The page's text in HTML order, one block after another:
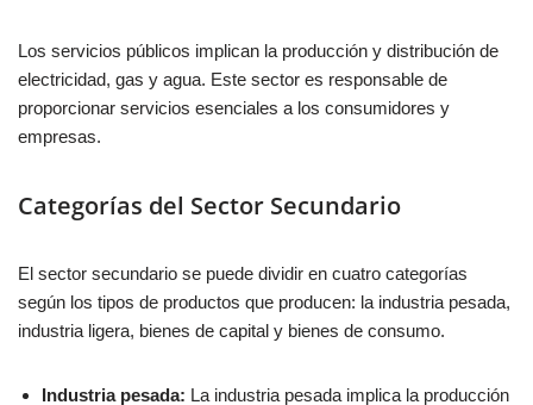
Los servicios públicos implican la producción y distribución de
electricidad, gas y agua. Este sector es responsable de
proporcionar servicios esenciales a los consumidores y
empresas.
Categorías del Sector Secundario
El sector secundario se puede dividir en cuatro categorías
según los tipos de productos que producen: la industria pesada,
industria ligera, bienes de capital y bienes de consumo.
Industria pesada: La industria pesada implica la producción